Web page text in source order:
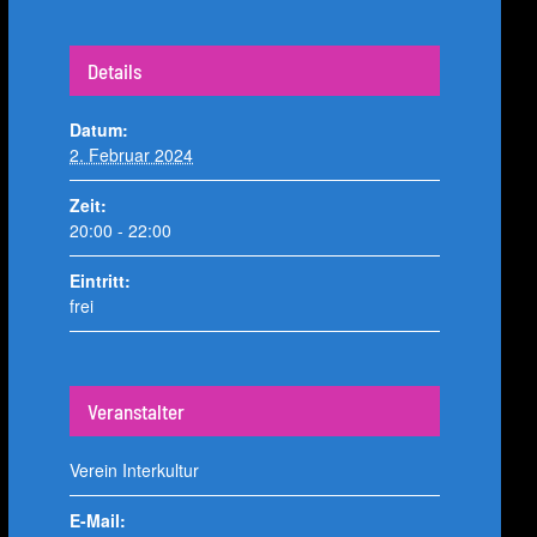
Details
Datum:
2. Februar 2024
Zeit:
20:00 - 22:00
Eintritt:
frei
Veranstalter
Verein Interkultur
E-Mail: